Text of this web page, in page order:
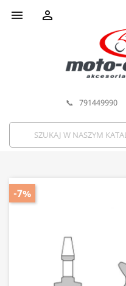
 
📞 791449990
-7%